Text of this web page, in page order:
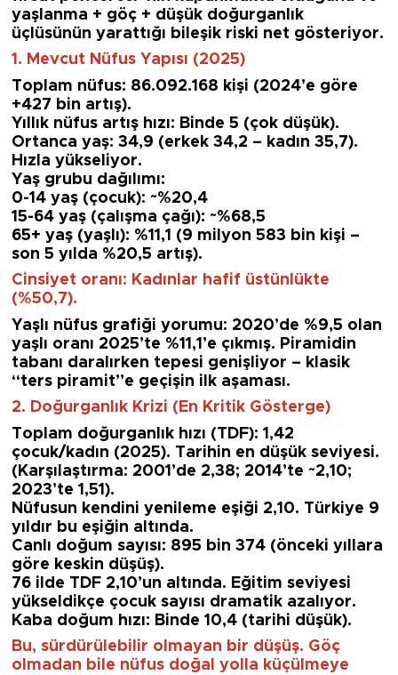
yaşlanma + göç + düşük doğurganlık
üçlüsünün yarattığı bileşik riski net gösteriyor.
1. Mevcut Nüfus Yapısı (2025)
Toplam nüfus: 86.092.168 kişi (2024’e göre
+427 bin artış).
Yıllık nüfus artış hızı: Binde 5 (çok düşük).
Ortanca yaş: 34,9 (erkek 34,2 – kadın 35,7).
Hızla yükseliyor.
Yaş grubu dağılımı:
0-14 yaş (çocuk): ~%20,4
15-64 yaş (çalışma çağı): ~%68,5
65+ yaş (yaşlı): %11,1 (9 milyon 583 bin kişi –
son 5 yılda %20,5 artış).
Cinsiyet oranı: Kadınlar hafif üstünlükte
(%50,7).
Yaşlı nüfus grafiği yorumu: 2020’de %9,5 olan
yaşlı oranı 2025’te %11,1’e çıkmış. Piramidin
tabanı daralırken tepesi genişliyor – klasik
“ters piramit”e geçişin ilk aşaması.
2. Doğurganlık Krizi (En Kritik Gösterge)
Toplam doğurganlık hızı (TDF): 1,42
çocuk/kadın (2025). Tarihin en düşük seviyesi.
(Karşılaştırma: 2001’de 2,38; 2014’te ~2,10;
2023’te 1,51).
Nüfusun kendini yenileme eşiği 2,10. Türkiye 9
yıldır bu eşiğin altında.
Canlı doğum sayısı: 895 bin 374 (önceki yıllara
göre keskin düşüş).
76 ilde TDF 2,10’un altında. Eğitim seviyesi
yükseldikçe çocuk sayısı dramatik azalıyor.
Kaba doğum hızı: Binde 10,4 (tarihi düşük).
Bu, sürdürülebilir olmayan bir düşüş. Göç
olmadan bile nüfus doğal yolla küçülmeye